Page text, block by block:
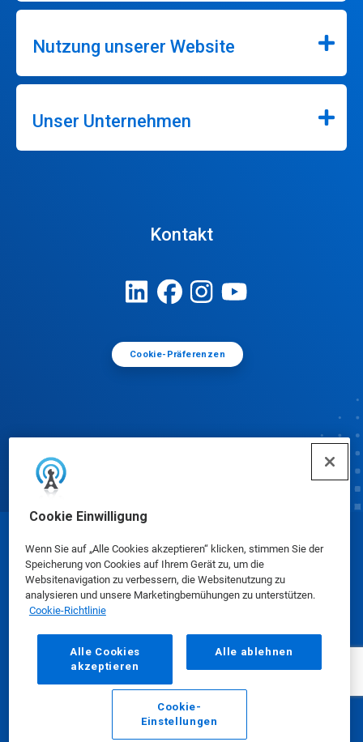
Cookie Einwilligung
Wenn Sie auf „Alle Cookies akzeptieren“ klicken, stimmen Sie der
Speicherung von Cookies auf Ihrem Gerät zu, um die
Websitenavigation zu verbessern, die Websitenutzung zu
analysieren und unsere Marketingbemühungen zu unterstützen.
Cookie-Richtlinie
Alle Cookies
akzeptieren
Alle ablehnen
Cookie-
Einstellungen
Nutzung unserer Website
Unser Unternehmen
Kontakt
Cookie-Präferenzen
E-Mail Anrufen
© Ecolab Inc. 2025
Sicherheitsdatenblätter|Datenschutzrichtlinie